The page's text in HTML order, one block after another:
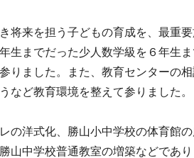
将来を担う子どもの育成を、最重
生までだった少人数学級を６年生
りました。また、教育センターの
など教育環境を整えて参りました。
の洋式化、勝山小中学校の体育館
山中学校普通教室の増築などであり